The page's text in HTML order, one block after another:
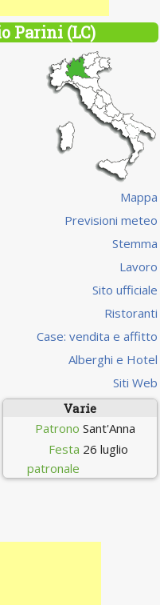
Parini (LC)
Mappa
Previsioni meteo
Stemma
Lavoro
Sito ufficiale
Ristoranti
Case: vendita e affitto
Alberghi e Hotel
Siti Web
Varie
Patrono Sant'Anna
Festa
patronale
26 luglio